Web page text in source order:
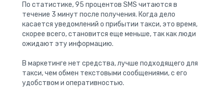
По статистике, 95 процентов SMS читаются в
течение 3 минут после получения. Когда дело
касается уведомлений о прибытии такси, это время,
скорее всего, становится еще меньше, так как люди
ожидают эту информацию.
В маркетинге нет средства, лучше подходящего для
такси, чем обмен текстовыми сообщениями, с его
удобством и оперативностью.